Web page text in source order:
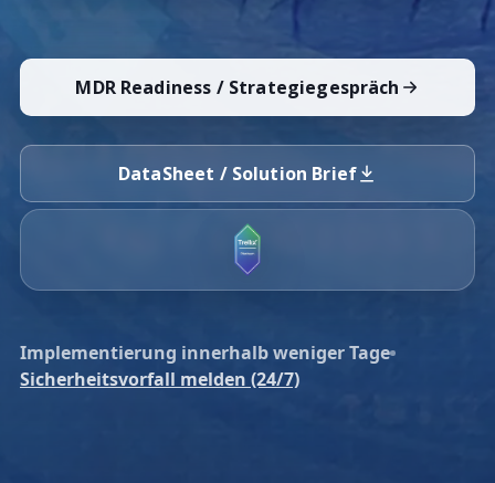
MDR Readiness / Strategiegespräch
DataSheet / Solution Brief
Implementierung innerhalb weniger Tage
Sicherheitsvorfall melden (24/7)